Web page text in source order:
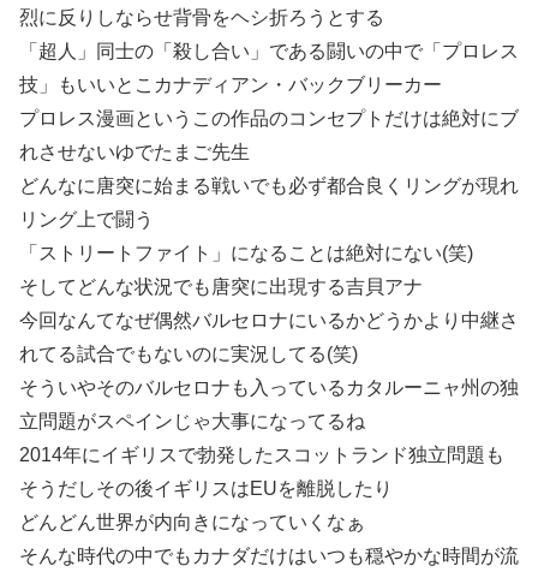
烈に反りしならせ背骨をヘシ折ろうとする
「超人」同士の「殺し合い」である闘いの中で「プロレス
技」もいいとこカナディアン・バックブリーカー
プロレス漫画というこの作品のコンセプトだけは絶対にブ
れさせないゆでたまご先生
どんなに唐突に始まる戦いでも必ず都合良くリングが現れ
リング上で闘う
「ストリートファイト」になることは絶対にない(笑)
そしてどんな状況でも唐突に出現する吉貝アナ
今回なんてなぜ偶然バルセロナにいるかどうかより中継さ
れてる試合でもないのに実況してる(笑)
そういやそのバルセロナも入っているカタルーニャ州の独
立問題がスペインじゃ大事になってるね
2014年にイギリスで勃発したスコットランド独立問題も
そうだしその後イギリスはEUを離脱したり
どんどん世界が内向きになっていくなぁ
そんな時代の中でもカナダだけはいつも穏やかな時間が流